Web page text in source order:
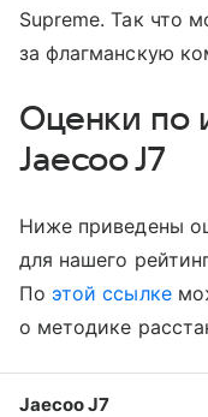
Supreme. Так что
за флагманскую
Оценки по
Jaecoo J7
Ниже приведены
для нашего
По этой ссылке
о методике
Jaecoo J7